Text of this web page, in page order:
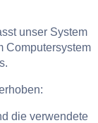
unser System
Computersystem
die verwendete